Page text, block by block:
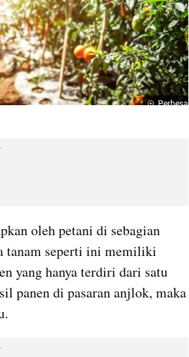
Perbesar
oleh petani di sebagian
tanam seperti ini memiliki
yang hanya terdiri dari satu
panen di pasaran anjlok, maka